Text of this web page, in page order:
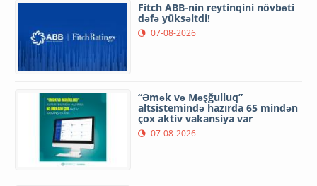
Fitch ABB-nin reytinqini növbəti
dəfə yüksəltdi!
07-08-2026
“Əmək və Məşğulluq”
altsistemində hazırda 65 mindən
çox aktiv vakansiya var
07-08-2026